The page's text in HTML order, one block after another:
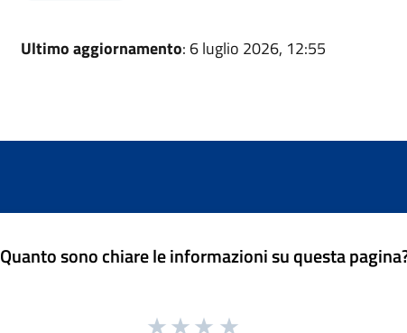
Ultimo aggiornamento: 6 luglio 2026, 12:55
Quanto sono chiare le informazioni su questa